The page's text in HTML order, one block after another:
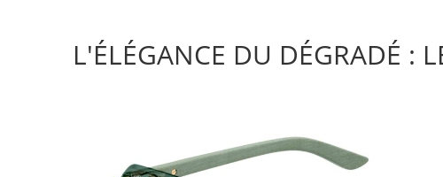
L'ÉLÉGANCE DU DÉGRADÉ :